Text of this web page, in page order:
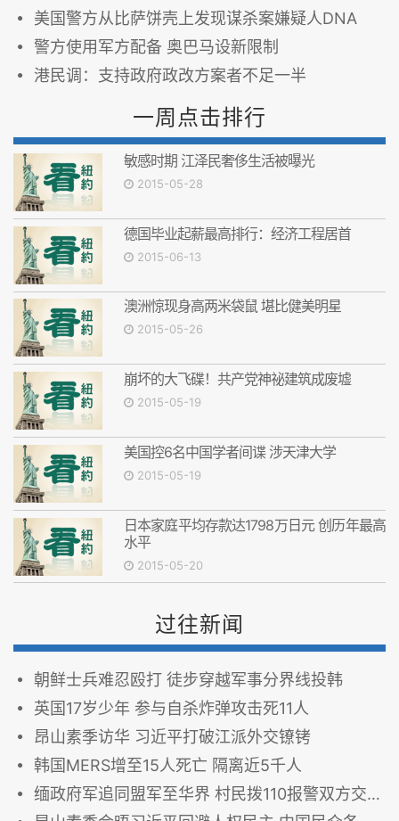
美国警方从比萨饼壳上发现谋杀案嫌疑人DNA
警方使用军方配备 奥巴马设新限制
港民调：支持政府政改方案者不足一半
一周点击排行
敏感时期 江泽民奢侈生活被曝光
2015-05-28
德国毕业起薪最高排行：经济工程居首
2015-06-13
澳洲惊现身高两米袋鼠 堪比健美明星
2015-05-26
崩坏的大飞碟！共产党神祕建筑成废墟
2015-05-19
美国控6名中国学者间谍 涉天津大学
2015-05-19
日本家庭平均存款达1798万日元 创历年最高
水平
2015-05-20
过往新闻
朝鲜士兵难忍殴打 徒步穿越军事分界线投韩
英国17岁少年 参与自杀炸弹攻击死11人
昂山素季访华 习近平打破江派外交镣铐
韩国MERS增至15人死亡 隔离近5千人
缅政府军追同盟军至华界 村民拨110报警双方交火